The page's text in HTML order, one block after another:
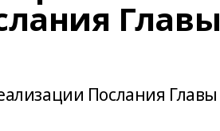
Главы
Послания Главы